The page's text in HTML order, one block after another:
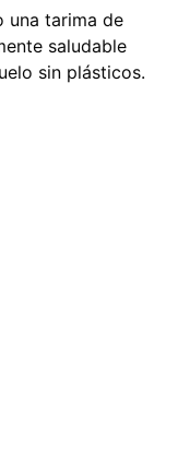
una tarima de
saludable
sin plásticos.